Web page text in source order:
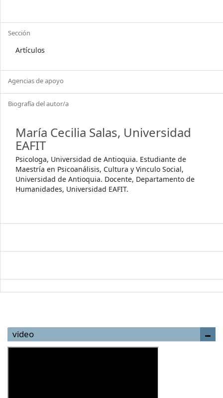
Sección
Artículos
Agencias de apoyo
Biografía del autor/a
María Cecilia Salas, Universidad
EAFIT
Psicologa, Universidad de Antioquia. Estudiante de
Maestría en Psicoanálisis, Cultura y Vinculo Social,
Universidad de Antioquia. Docente, Departamento de
Humanidades, Universidad EAFIT.
video